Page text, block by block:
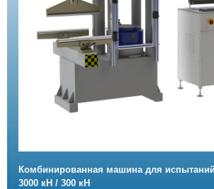
Комбинированная машина для испытаний
3000 кН / 300 кН